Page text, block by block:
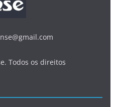
Todos os direitos